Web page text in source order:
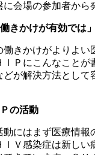
会場の参加者から
きかけが有効では」
きかけがよりよい
ＩＰにこんなことが
が解決方法として
の活動
にはまず医療情報
Ｖ感染症は新しい